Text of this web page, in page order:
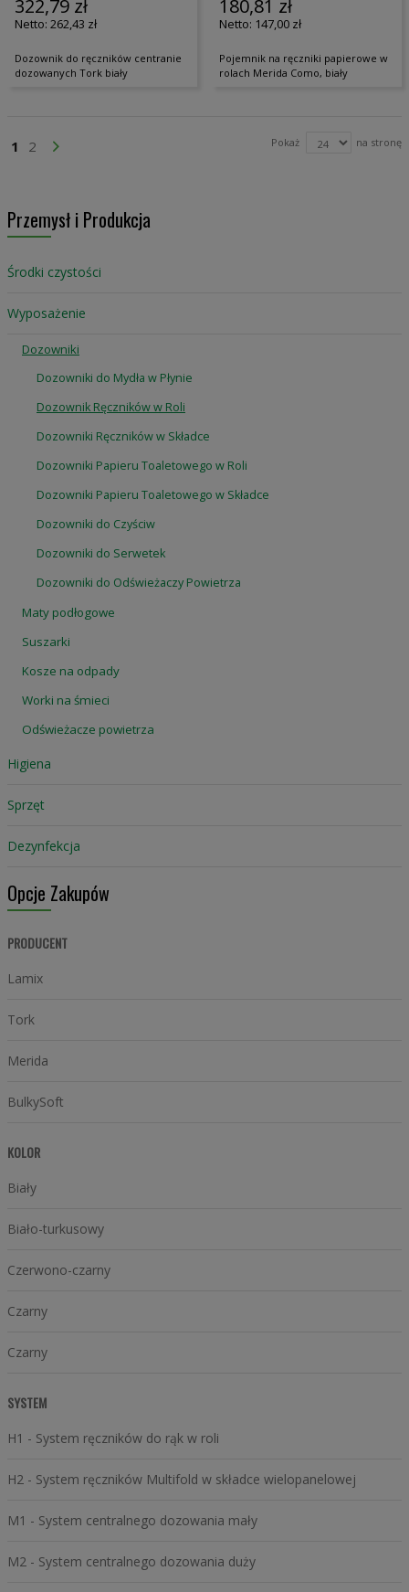
322,79 zł
262,43 zł
Dozownik do ręczników centranie
dozowanych Tork biały
180,81 zł
147,00 zł
Pojemnik na ręczniki papierowe w
rolach Merida Como, biały
Aktualnie czytasz stronę
1 Strona
2 Strona
Przejdź Dalej Pokaż na stronę
Przemysł i Produkcja
Środki czystości
Wyposażenie
Dozowniki
Dozowniki do Mydła w Płynie
Dozownik Ręczników w Roli
Dozowniki Ręczników w Składce
Dozowniki Papieru Toaletowego w Roli
Dozowniki Papieru Toaletowego w Składce
Dozowniki do Czyściw
Dozowniki do Serwetek
Dozowniki do Odświeżaczy Powietrza
Maty podłogowe
Suszarki
Kosze na odpady
Worki na śmieci
Odświeżacze powietrza
Higiena
Sprzęt
Dezynfekcja
Opcje Zakupów
PRODUCENT
Lamix
Tork
Merida
BulkySoft
KOLOR
Biały
Biało-turkusowy
Czerwono-czarny
Czarny
Czarny
SYSTEM
H1 - System ręczników do rąk w roli
H2 - System ręczników Multifold w składce wielopanelowej
M1 - System centralnego dozowania mały
M2 - System centralnego dozowania duży